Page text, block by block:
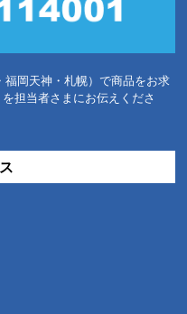
福岡天神・札幌）で商品をお求
担当者さまにお伝えくださ